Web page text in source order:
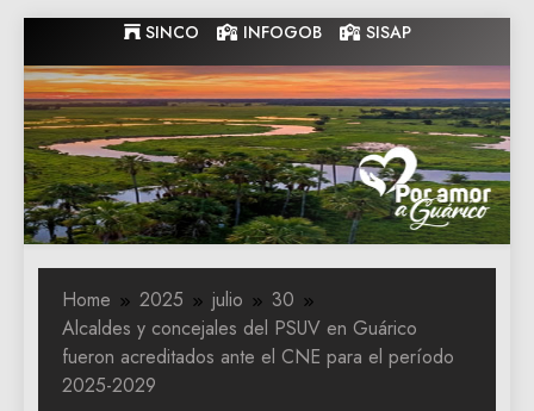
to
content
SINCO INFOGOB SISAP
Gobernacion
de Guarico
Gobernacion de Guarico
Home 2025 julio
30
Alcaldes y concejales del PSUV en Guárico
fueron acreditados ante el CNE para el período
2025-2029